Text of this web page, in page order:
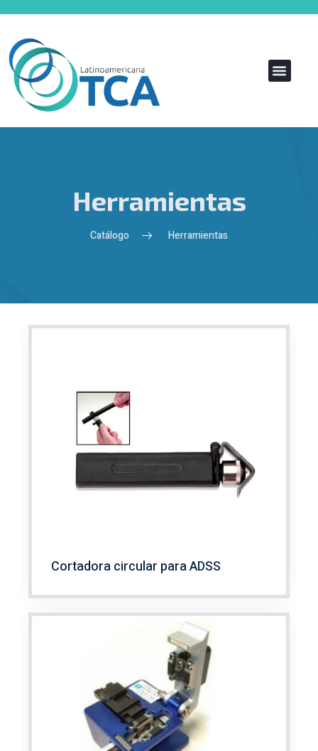
Herramientas
Catálogo Herramientas
Cortadora circular para ADSS